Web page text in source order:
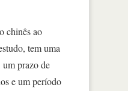
chinês ao
tem uma
prazo de
e um período